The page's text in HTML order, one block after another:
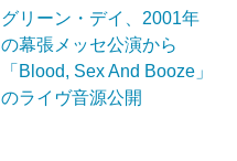
グリーン・デイ、2001年
の幕張メッセ公演から
「Blood, Sex And Booze」
のライヴ音源公開